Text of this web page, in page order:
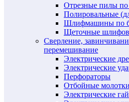
Отрезные пилы по
Полировальные
Шлифмашины по
Щеточные
Сверление,
перемешивание
Электрические
Электрические
Перфораторы
Отбойные молотки
Электрические